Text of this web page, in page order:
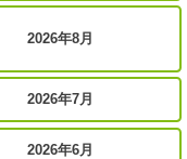
2026年8月
2026年7月
2026年6月